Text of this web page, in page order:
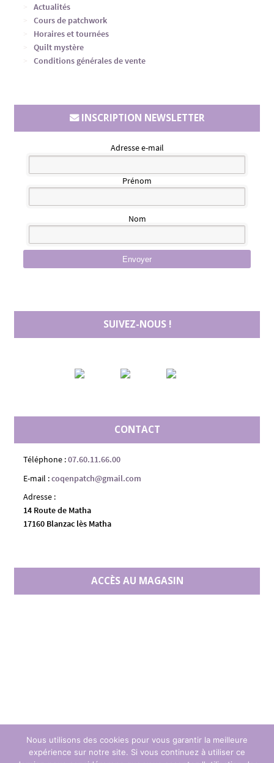
Actualités
Cours de patchwork
Horaires et tournées
Quilt mystère
Conditions générales de vente
INSCRIPTION NEWSLETTER
Adresse e-mail
Prénom
Nom
Envoyer
SUIVEZ-NOUS !
CONTACT
Téléphone :07.60.11.66.00
E-mail :coqenpatch@gmail.com
Adresse :
14 Route de Matha
17160 Blanzac lès Matha
ACCÈS AU MAGASIN
Nous utilisons des cookies pour vous garantir la meilleure
expérience sur notre site. Si vous continuez à utiliser ce